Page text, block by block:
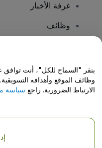
غرفة الأخبار
وظائف
مركز المساعدة /
حقوق النشر © شركة فياجوجو المحدودة
بنقر "السماح للكل"، أنت
وظائف الموقع وأهدافه
الارتباط الضرورية. راجع سياسة